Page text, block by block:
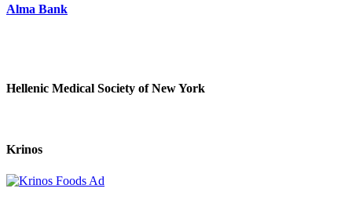
Alma Bank
Hellenic Medical Society of New York
Krinos